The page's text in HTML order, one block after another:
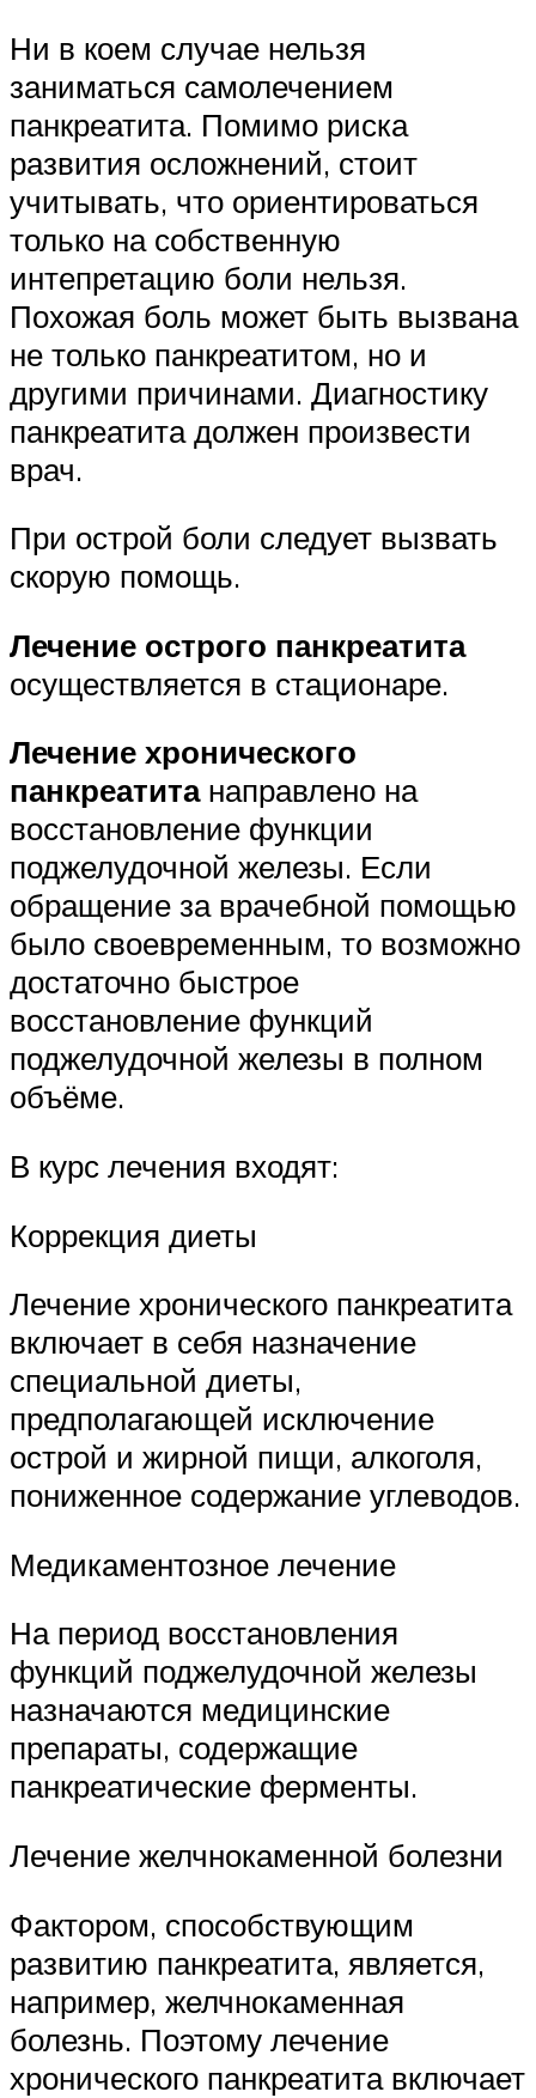
Ни в коем случае нельзя
заниматься самолечением
панкреатита. Помимо риска
развития осложнений, стоит
учитывать, что ориентироваться
только на собственную
интепретацию боли нельзя.
Похожая боль может быть вызвана
не только панкреатитом, но и
другими причинами. Диагностику
панкреатита должен произвести
врач.
При острой боли следует вызвать
скорую помощь.
Лечение острого панкреатита
осуществляется в стационаре.
Лечение хронического
панкреатитанаправлено на
восстановление функции
поджелудочной железы. Если
обращение за врачебной помощью
было своевременным, то возможно
достаточно быстрое
восстановление функций
поджелудочной железы в полном
объёме.
В курс лечения входят:
Коррекция диеты
Лечение хронического панкреатита
включает в себя назначение
специальной диеты,
предполагающей исключение
острой и жирной пищи, алкоголя,
пониженное содержание углеводов.
Медикаментозное лечение
На период восстановления
функций поджелудочной железы
назначаются медицинские
препараты, содержащие
панкреатические ферменты.
Лечение желчнокаменной болезни
Фактором, способствующим
развитию панкреатита, является,
например, желчнокаменная
болезнь. Поэтому лечение
хронического панкреатита включает